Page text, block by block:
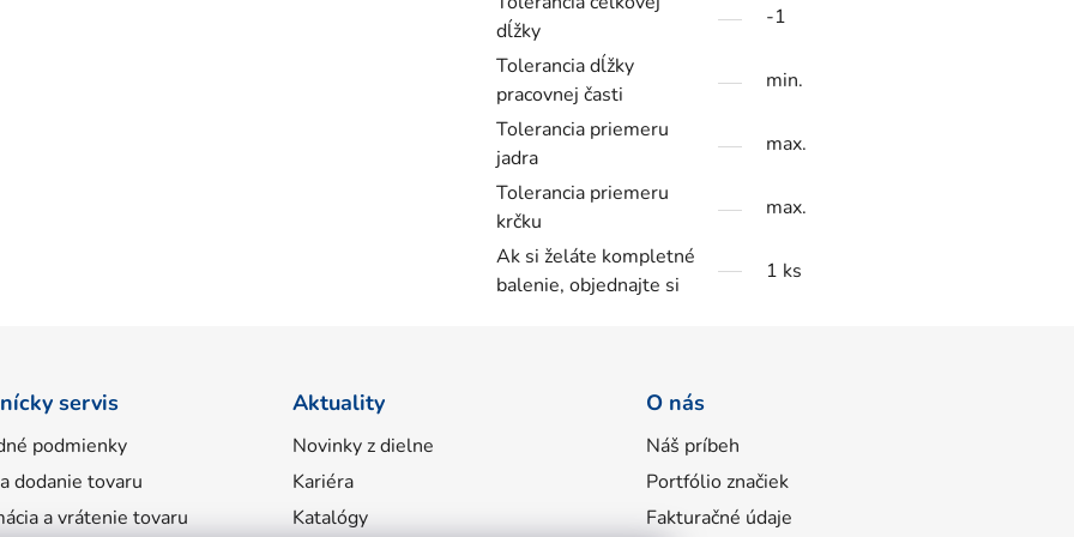
dĺžky
-1
Tolerancia dĺžky
pracovnej časti
min.
Tolerancia priemeru
jadra
max.
Tolerancia priemeru
krčku
max.
Ak si želáte kompletné
balenie, objednajte si
1 ks
servis
podmienky
dodanie tovaru
a vrátenie tovaru
Aktuality
Novinky z dielne
Kariéra
Katalógy
O nás
Náš príbeh
Portfólio značiek
Fakturačné údaje